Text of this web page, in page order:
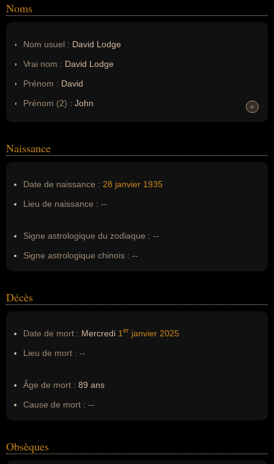
Noms
Nom usuel : David Lodge
Vrai nom : David Lodge
Prénom : David
Prénom (2) : John
Erreurs d'écriture : --
+
+
Naissance
Date de naissance : 28 janvier 1935
Lieu de naissance : --
Signe astrologique du zodiaque : --
Signe astrologique chinois : --
Décès
Date de mort : Mercredi 1 er janvier 2025
Lieu de mort : --
Âge de mort : 89 ans
Cause de mort : --
Obsèques